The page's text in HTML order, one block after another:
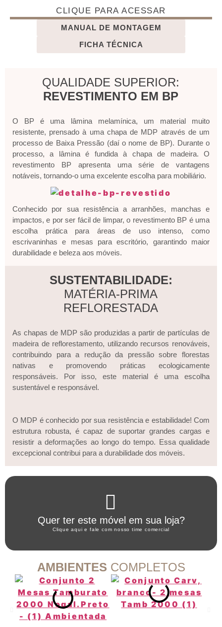
CLIQUE PARA ACESSAR
MANUAL DE MONTAGEM
FICHA TÉCNICA
QUALIDADE SUPERIOR:
REVESTIMENTO EM BP
O BP é uma lâmina melamínica, um material muito
resistente, prensado à uma chapa de MDP através de um
processo de Baixa Pressão (daí o nome de BP). Durante o
processo, a lâmina é fundida à chapa de madeira. O
revestimento BP apresenta uma série de vantagens
notáveis, tornando-o uma excelente escolha para mobiliário.
Conhecido por sua resistência a arranhões, manchas e
impactos, e por ser fácil de limpar, o revestimento BP é uma
escolha prática para áreas de uso intenso, como
escrivaninhas e mesas para escritório, garantindo maior
durabilidade e beleza aos móveis.
SUSTENTABILIDADE:
MATÉRIA-PRIMA
REFLORESTADA
As chapas de MDP são produzidas a partir de partículas de
madeira de reflorestamento, utilizando recursos renováveis,
contribuindo para a redução da pressão sobre florestas
nativas e promovendo práticas ecologicamente
responsáveis. Por isso, este material é uma escolha
sustentável e responsável.
O MDP é conhecido por sua resistência e estabilidade! Com
estrutura robusta, é capaz de suportar grandes cargas e
resistir a deformações ao longo do tempo. Essa qualidade
excepcional contribui para a durabilidade dos móveis.
Quer ter este móvel em sua loja?
Clique aqui e fale com nosso time comercial
WHATSAPP ARTANY
AMBIENTES COMPLETOS